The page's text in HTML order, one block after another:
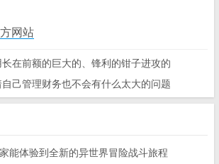
网站
在前额的巨大的、锋利的钳子进攻的
己管理财务也不会有什么太大的问题
能体验到全新的异世界冒险战斗旅程